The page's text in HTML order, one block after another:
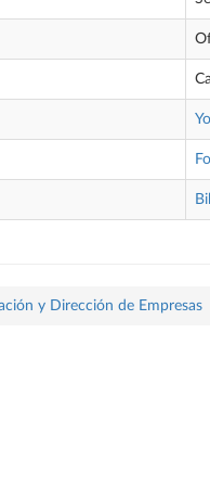
y Dirección de Empresas